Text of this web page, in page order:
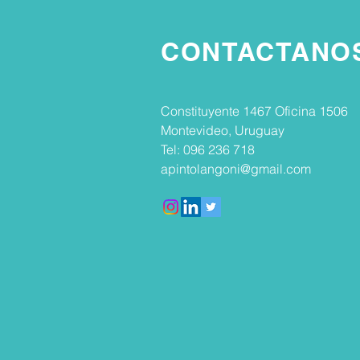
Constituyente 1467 Oficina 1506
Montevideo, Uruguay
Tel: 096 236 718
apintolangoni@gmail.com